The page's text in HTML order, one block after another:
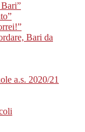
Bari da
a.s. 2020/21